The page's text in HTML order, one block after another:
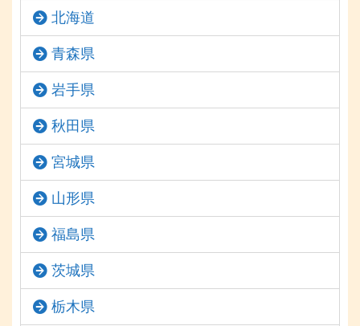
北海道
青森県
岩手県
秋田県
宮城県
山形県
福島県
茨城県
栃木県